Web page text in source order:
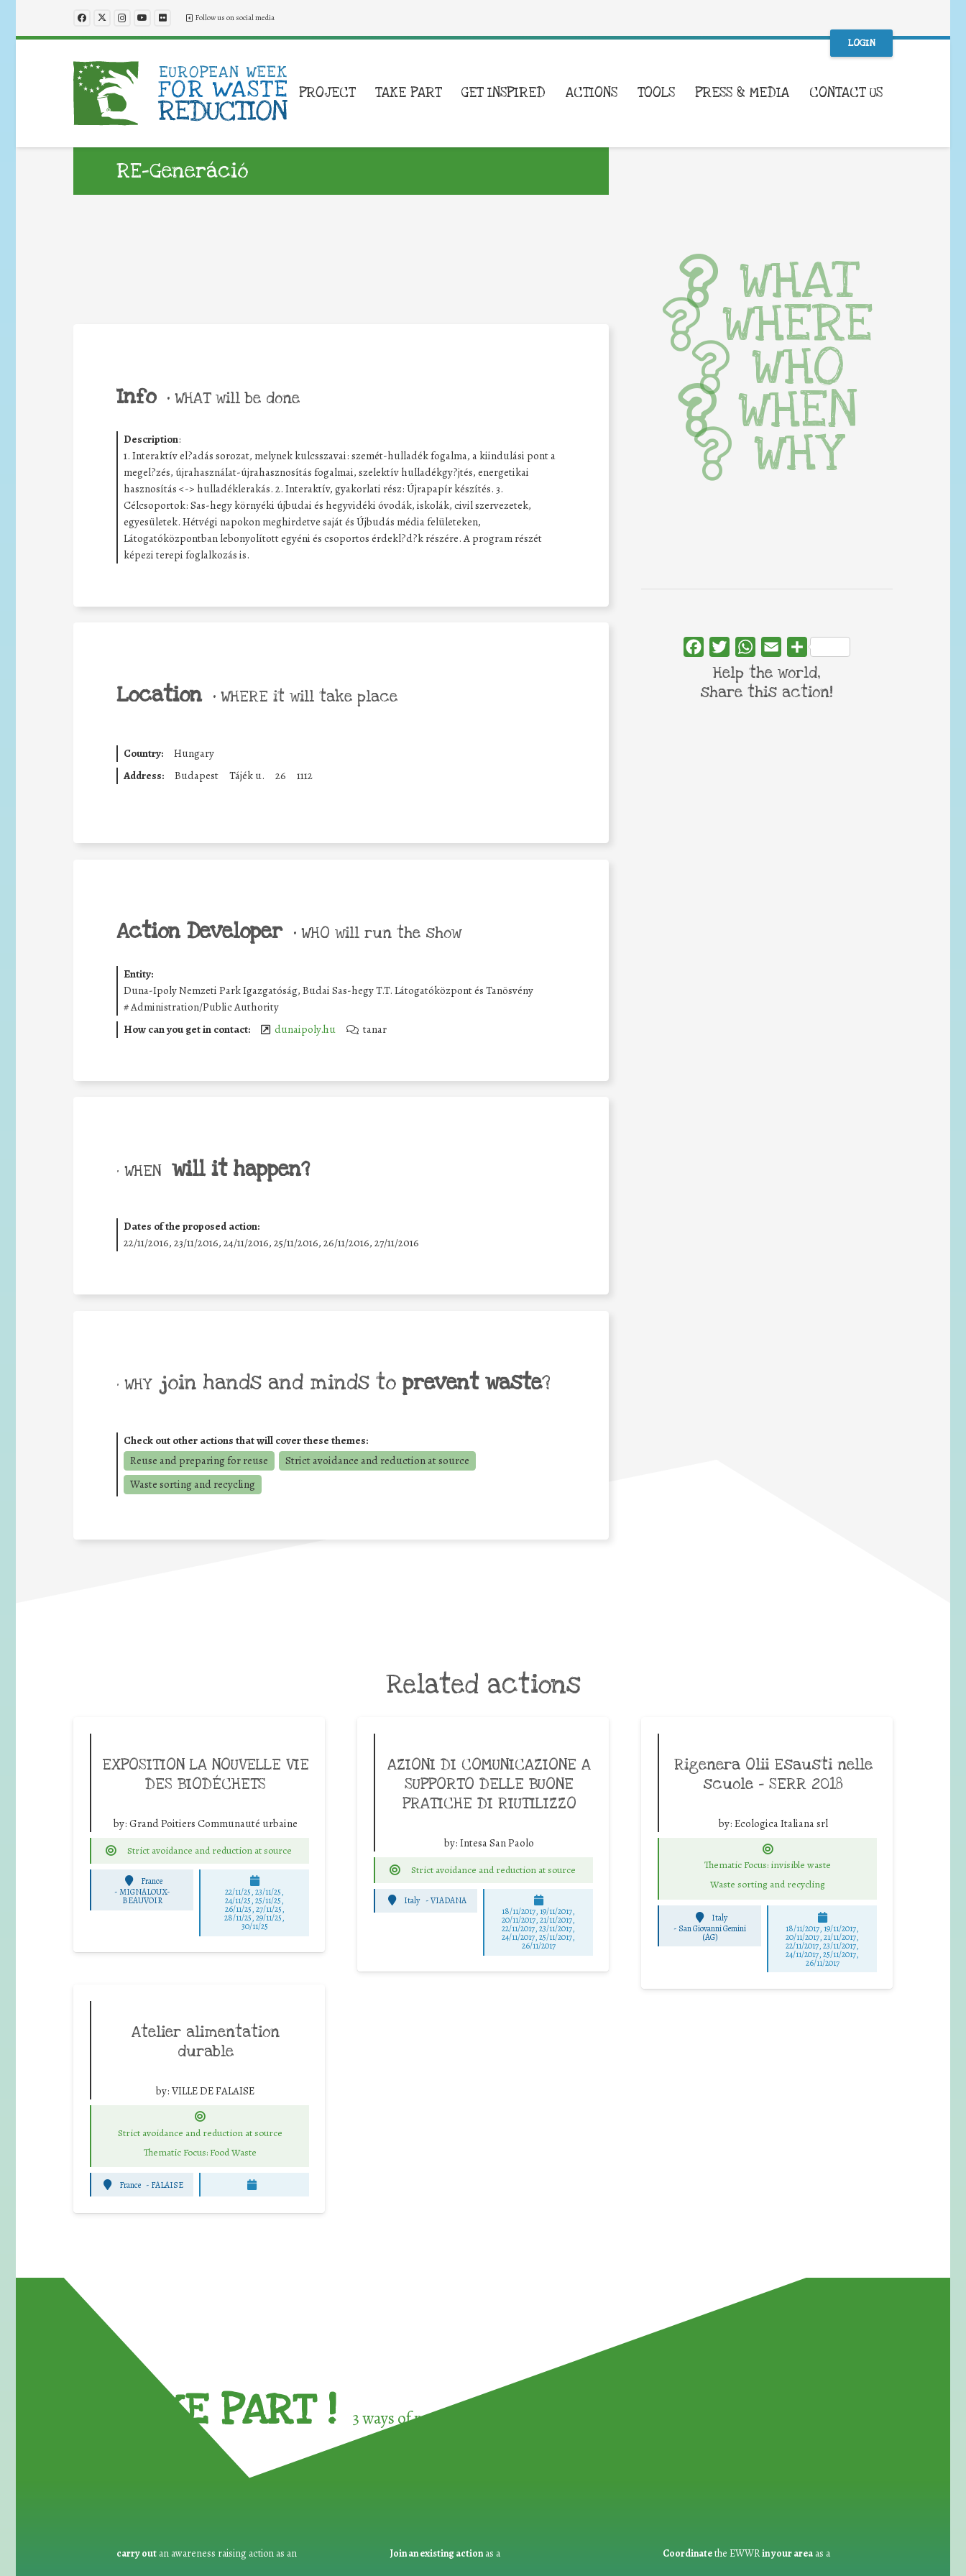
Follow us on social media
LOGIN
PROJECT TAKE PART GET INSPIRED ACTIONS TOOLS PRESS & MEDIA CONTACT US
RE-Generáció
Info • WHAT will be done
Description:
1. Interaktív el?adás sorozat, melynek kulcsszavai: szemét-hulladék fogalma, a kiindulási pont a
megel?zés, újrahasználat-újrahasznosítás fogalmai, szelektív hulladékgy?jtés, energetikai
hasznosítás <-> hulladéklerakás. 2. Interaktív, gyakorlati rész: Újrapapír készítés. 3.
Célcsoportok: Sas-hegy környéki újbudai és hegyvidéki óvodák, iskolák, civil szervezetek,
egyesületek. Hétvégi napokon meghirdetve saját és Újbudás média felületeken,
Látogatóközpontban lebonyolított egyéni és csoportos érdekl?d?k részére. A program részét
képezi terepi foglalkozás is.
Location • WHERE it will take place
Country:
Hungary
Address:
Budapest Tájék u. 26 1112
Action Developer • WHO will run the show
Entity:
Duna-Ipoly Nemzeti Park Igazgatóság, Budai Sas-hegy T.T. Látogatóközpont és Tanösvény
#Administration/Public Authority
How can you get in contact:
dunaipoly.hu tanar
• WHEN will it happen?
Dates of the proposed action:
22/11/2016, 23/11/2016, 24/11/2016, 25/11/2016, 26/11/2016, 27/11/2016
• WHY join hands and minds to prevent waste?
Check out other actions that will cover these themes:
Reuse and preparing for reuse
Strict avoidance and reduction at source
Waste sorting and recycling
WHAT
WHERE
WHO
WHEN
WHY
FacebookTwitterWhatsApp
Email Share
Help the world,
share this action!
Related actions
EXPOSITION LA NOUVELLE VIE
DES BIODÉCHETS
by: Grand Poitiers Communauté urbaine
Strict avoidance and reduction at source
France
-MIGNALOUX-
BEAUVOIR
22/11/25,23/11/25,
24/11/25,25/11/25,
26/11/25,27/11/25,
28/11/25,29/11/25,
30/11/25
AZIONI DI COMUNICAZIONE A
SUPPORTO DELLE BUONE
PRATICHE DI RIUTILIZZO
by: Intesa San Paolo
Strict avoidance and reduction at source
Italy -VIADANA
18/11/2017, 19/11/2017,
20/11/2017, 21/11/2017,
22/11/2017, 23/11/2017,
24/11/2017, 25/11/2017,
26/11/2017
Rigenera Olii Esausti nelle
scuole – SERR 2018
by: Ecologica Italiana srl
Thematic Focus: invisible waste
Waste sorting and recycling
Italy
- San Giovanni Gemini
(AG)
18/11/2017, 19/11/2017,
20/11/2017, 21/11/2017,
22/11/2017, 23/11/2017,
24/11/2017, 25/11/2017,
26/11/2017
Atelier alimentation
durable
by: VILLE DE FALAISE
Strict avoidance and reduction at source
Thematic Focus: Food Waste
France - FALAISE
TAKE PART ! 3 ways of participating in the
carry out an awareness raising action as an Join an existing actionas a Coordinatethe EWWRin your areaas a